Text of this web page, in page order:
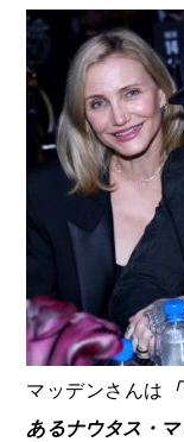
マッデンさんは
あるナウタス・